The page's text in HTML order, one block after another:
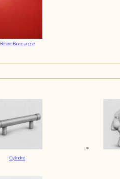
Résine Biosourcée
Cylindre